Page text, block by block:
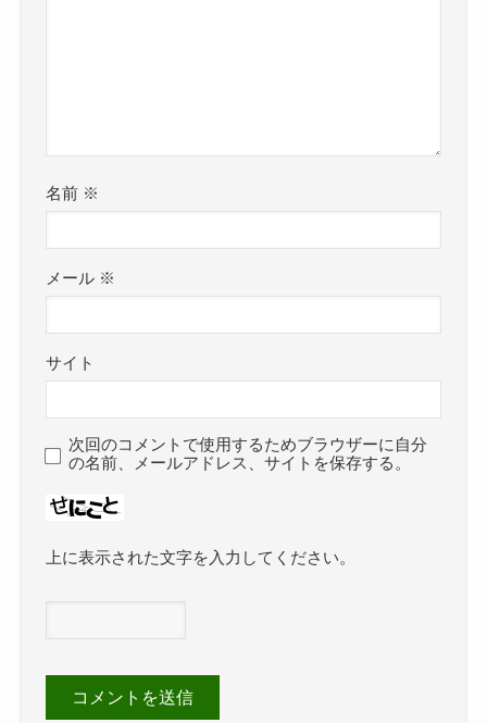
名前 ※
メール ※
サイト
次回のコメントで使用するためブラウザーに自分
の名前、メールアドレス、サイトを保存する。
上に表示された文字を入力してください。